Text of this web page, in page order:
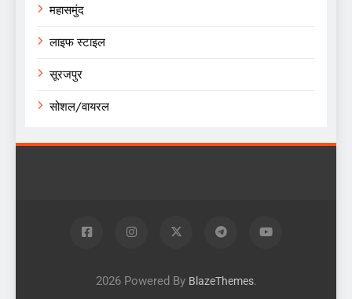
महासमुंद
लाइफ स्टाइल
सूरजपुर
सोशल/वायरल
2026 Powered By BlazeThemes.